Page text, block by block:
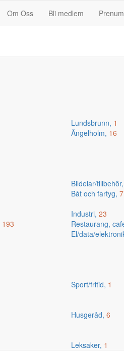
Om Oss Bli medlem
Lundsbrunn, 1
Ängelholm, 16
Bildelar/tillbehör,
Båt och fartyg, 7
Industri, 23
193 Restaurang,
El/data/
Sport/fritid, 1
Husgeråd, 6
Leksaker, 1